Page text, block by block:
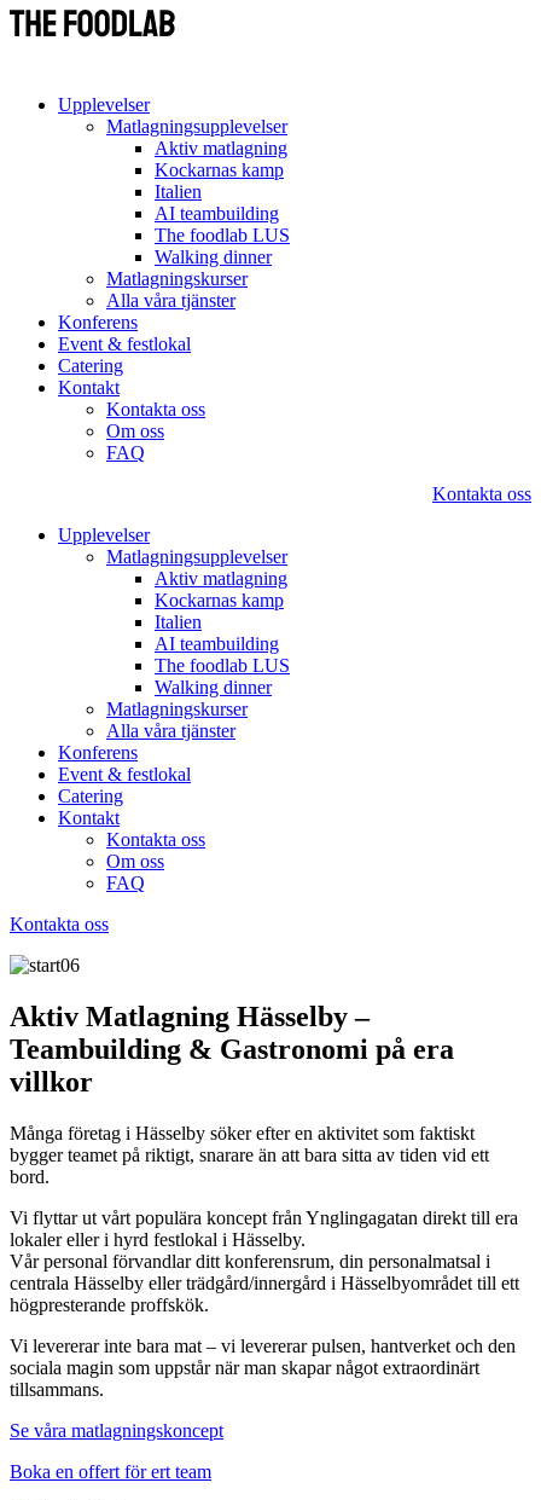
Upplevelser
Matlagningsupplevelser
Aktiv matlagning
Kockarnas kamp
Italien
AI teambuilding
The foodlab LUS
Walking dinner
Matlagningskurser
Alla våra tjänster
Konferens
Event & festlokal
Catering
Kontakt
Kontakta oss
Om oss
FAQ
Kontakta oss
Upplevelser
Matlagningsupplevelser
Aktiv matlagning
Kockarnas kamp
Italien
AI teambuilding
The foodlab LUS
Walking dinner
Matlagningskurser
Alla våra tjänster
Konferens
Event & festlokal
Catering
Kontakt
Kontakta oss
Om oss
FAQ
Kontakta oss
Aktiv Matlagning Hässelby –
Teambuilding & Gastronomi på era
villkor
Många företag i Hässelby söker efter en aktivitet som faktiskt
bygger teamet på riktigt, snarare än att bara sitta av tiden vid ett
bord.
Vi flyttar ut vårt populära koncept från Ynglingagatan direkt till era
lokaler eller i hyrd festlokal i Hässelby.
Vår personal förvandlar ditt konferensrum, din personalmatsal i
centrala Hässelby eller trädgård/innergård i Hässelbyområdet till ett
högpresterande proffskök.
Vi levererar inte bara mat – vi levererar pulsen, hantverket och den
sociala magin som uppstår när man skapar något extraordinärt
tillsammans.
Se våra matlagningskoncept
Boka en offert för ert team